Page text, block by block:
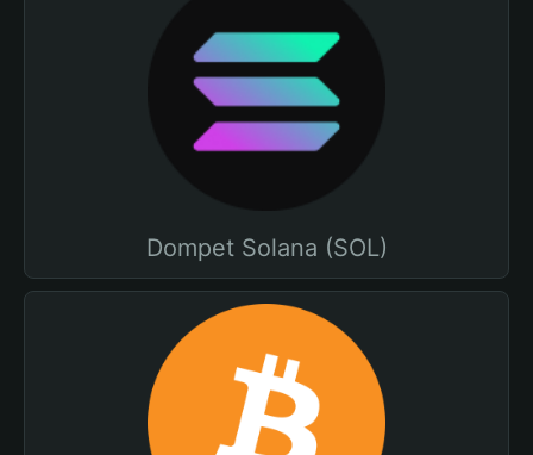
Dompet Solana (SOL)